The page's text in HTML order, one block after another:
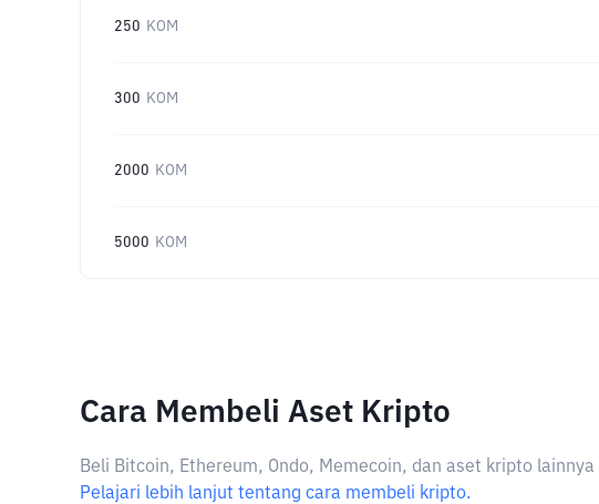
250 KOM
300 KOM
2000 KOM
5000 KOM
Cara Membeli Aset Kripto
Beli Bitcoin, Ethereum, Ondo, Memecoin, dan aset kripto
Pelajari lebih lanjut tentang cara membeli kripto.